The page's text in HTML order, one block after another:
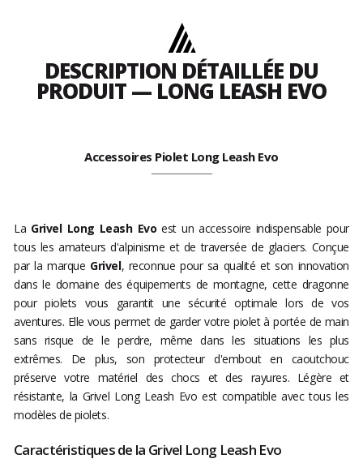
DESCRIPTION DÉTAILLÉE DU
PRODUIT — LONG LEASH EVO
Accessoires Piolet Long Leash Evo
La Grivel Long Leash Evo est un accessoire indispensable pour
tous les amateurs d'alpinisme et de traversée de glaciers. Conçue
par la marque Grivel, reconnue pour sa qualité et son innovation
dans le domaine des équipements de montagne, cette dragonne
pour piolets vous garantit une sécurité optimale lors de vos
aventures. Elle vous permet de garder votre piolet à portée de main
sans risque de le perdre, même dans les situations les plus
extrêmes. De plus, son protecteur d'embout en caoutchouc
préserve votre matériel des chocs et des rayures. Légère et
résistante, la Grivel Long Leash Evo est compatible avec tous les
modèles de piolets.
Caractéristiques de la Grivel Long Leash Evo